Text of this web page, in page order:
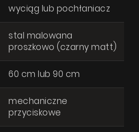
Inspiracje
Współpraca
Kontakt
WIADOMOŚĆ
wyciąg lub pochłaniacz
stal malowana
proszkowo (czarny matt)
60 cm lub 90 cm
mechaniczne
przyciskowe